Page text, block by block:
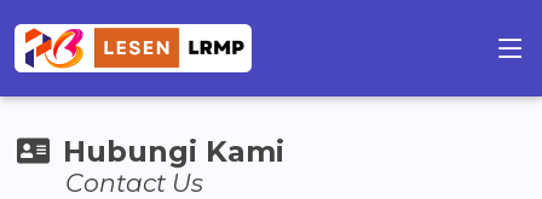
Hubungi Kami
Contact Us